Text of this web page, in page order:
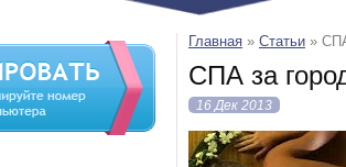
Главная » Статьи »
СПА за
16 Дек 2013